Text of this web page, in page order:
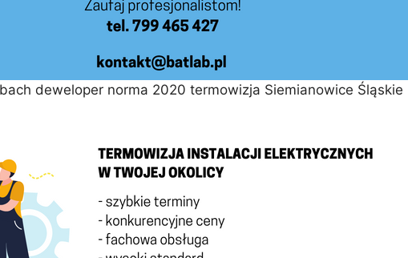
deweloper norma 2020 termowizja Siemianowice Śląskie